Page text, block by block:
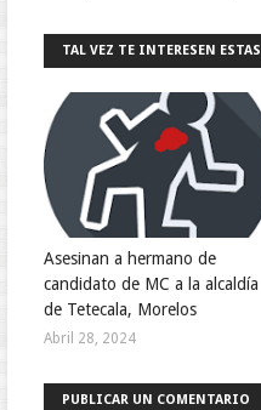
TAL VEZ TE INTERESEN
Asesinan a hermano de
candidato de MC a la alcaldía
de Tetecala, Morelos
Abril 28, 2024
PUBLICAR UN COMENTARIO